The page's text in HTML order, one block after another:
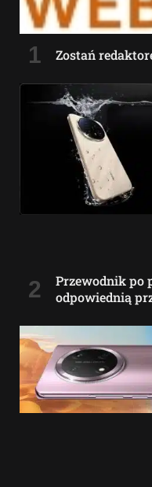
Zostań
Przewodnik po
odpowiednią